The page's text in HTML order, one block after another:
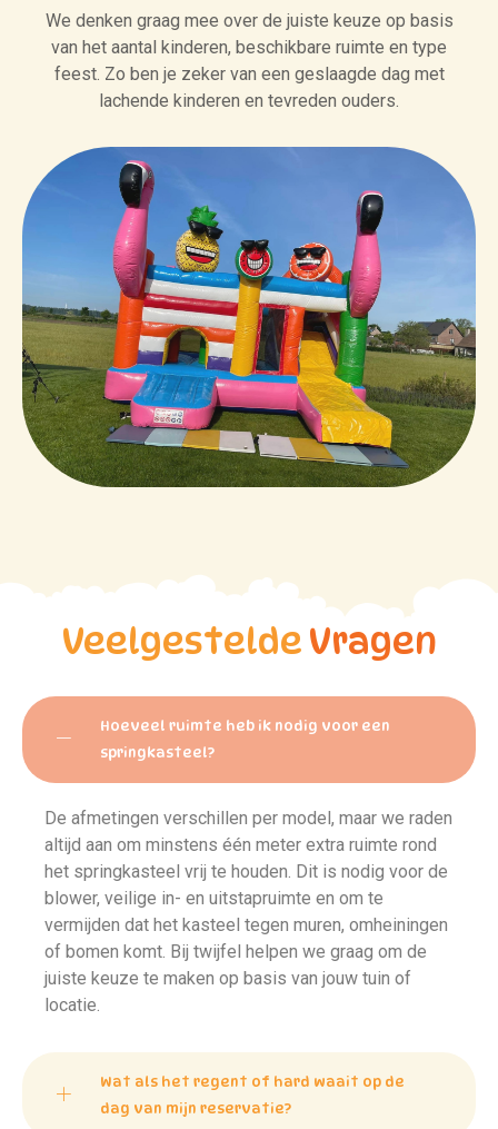
We denken graag mee over de juiste keuze op basis
van het aantal kinderen, beschikbare ruimte en type
feest. Zo ben je zeker van een geslaagde dag met
lachende kinderen en tevreden ouders.
Veelgestelde Vragen
Hoeveel ruimte heb ik nodig voor een
springkasteel?
De afmetingen verschillen per model, maar we raden
altijd aan om minstens één meter extra ruimte rond
het springkasteel vrij te houden. Dit is nodig voor de
blower, veilige in- en uitstapruimte en om te
vermijden dat het kasteel tegen muren, omheiningen
of bomen komt. Bij twijfel helpen we graag om de
juiste keuze te maken op basis van jouw tuin of
locatie.
Wat als het regent of hard waait op de
dag van mijn reservatie?